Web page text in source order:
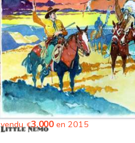
vendu€3,000en 2015